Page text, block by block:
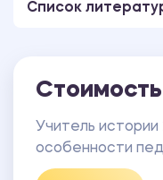
Список
Учитель истории
особенности